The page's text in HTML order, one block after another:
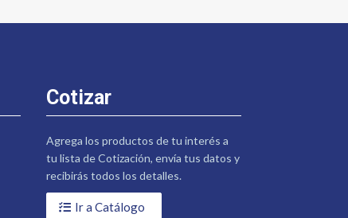
Cotizar
Agrega los productos de tu interés a
tu lista de Cotización, envía tus datos y
recibirás todos los detalles.
Ir a Catálogo